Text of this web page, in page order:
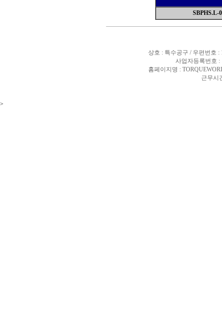
SBPHS.L-0
상호 : 특수공구 / 우편번호 :
사업자등록번호 :
홈페이지명 :
근무시
>